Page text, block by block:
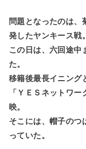
問題となったのは、
発したヤンキース戦。
この日は、六回途中
た。
移籍後最長イニング
「ＹＥＳネットワ
映。
そこには、帽子のつ
っていた。